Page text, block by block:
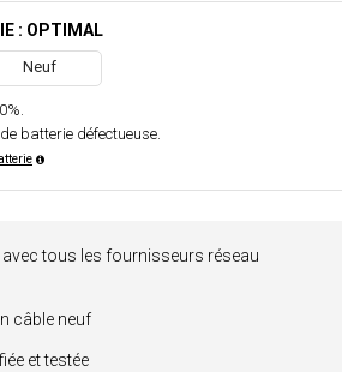
: OPTIMAL
Neuf
batterie défectueuse.
tous les fournisseurs réseau
câble neuf
et testée